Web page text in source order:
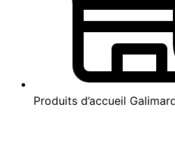
Produits d’accueil